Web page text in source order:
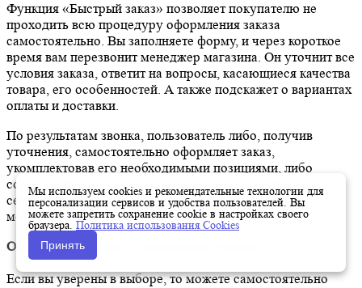
Функция «Быстрый заказ» позволяет покупателю не
проходить всю процедуру оформления заказа
самостоятельно. Вы заполняете форму, и через короткое
время вам перезвонит менеджер магазина. Он уточнит все
условия заказа, ответит на вопросы, касающиеся качества
товара, его особенностей. А также подскажет о вариантах
оплаты и доставки.
По результатам звонка, пользователь либо, получив
уточнения, самостоятельно оформляет заказ,
укомплектовав его необходимыми позициями, либо
соглашается на оформление в том виде, в котором есть
сейчас. Получает подтверждение на почту или на
мобильный телефон и ждёт доставки.
Оформление заказа в стандартном режиме
Если вы уверены в выборе, то можете самостоятельно
Мы используем cookies и рекомендательные технологии для
персонализации сервисов и удобства пользователей. Вы
можете запретить сохранение cookie в настройках своего
браузера. Политика использования Cookies
Принять